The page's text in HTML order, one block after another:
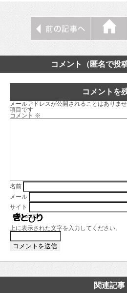
コメント（匿名で投
コメントを
メールアドレスが公開されることはありませ
項目です
コメント ※
名前
メール
サイト
上に表示された文字を入力してください。
関連記事